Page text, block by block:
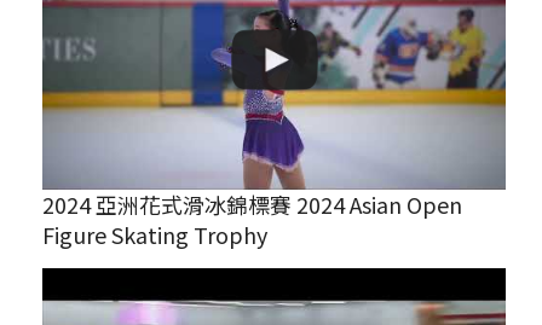
2024 亞洲花式滑冰錦標賽 2024 Asian Open
Figure Skating Trophy